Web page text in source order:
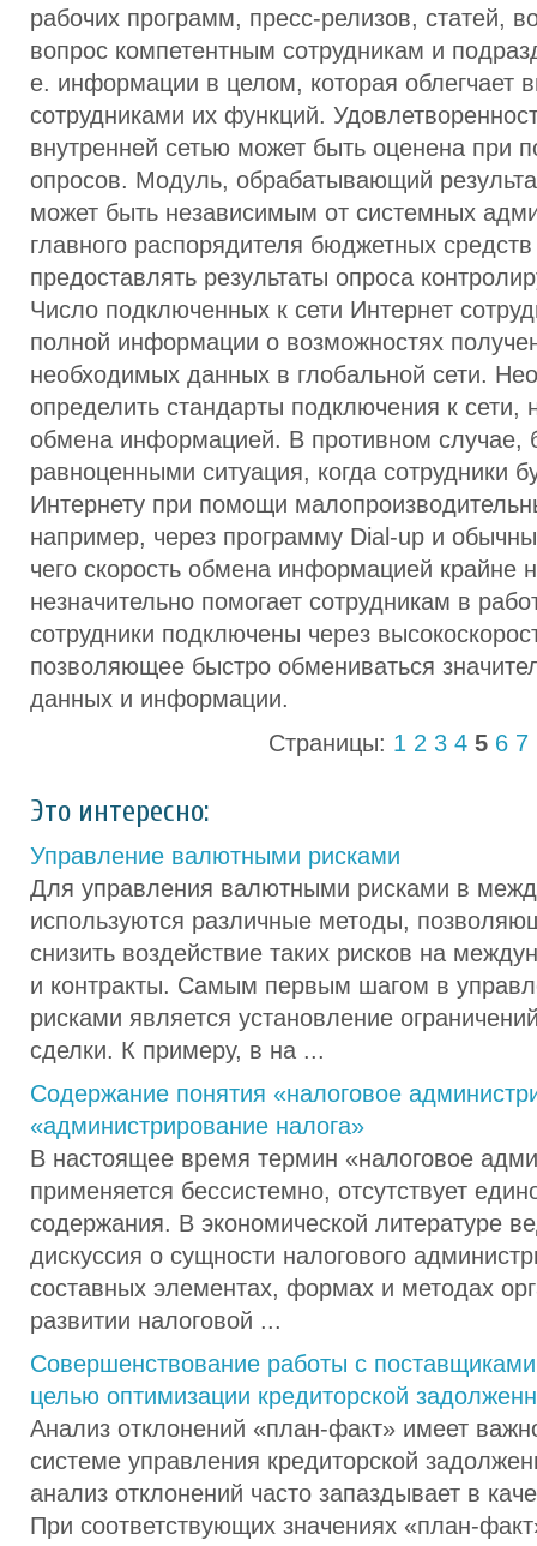
рабочих программ, пресс-релизов, статей,
вопрос компетентным сотрудникам и
е. информации в целом, которая облегчает
сотрудниками их функций.
внутренней сетью может быть оценена при
опросов. Модуль, обрабатывающий
может быть независимым от системных
главного распорядителя бюджетных
предоставлять результаты опроса
Число подключенных к сети Интернет
полной информации о возможностях
необходимых данных в глобальной сети.
определить стандарты подключения к сети,
обмена информацией. В противном случае,
равноценными ситуация, когда сотрудники
Интернету при помощи
например, через программу Dial-up и
чего скорость обмена информацией крайне
незначительно помогает сотрудникам в
сотрудники подключены через
позволяющее быстро обмениваться
данных и информации.
Страницы: 1 2 3 4 5 6 7
Это интересно:
Управление валютными рисками
Для управления валютными рисками в
используются различные методы,
снизить воздействие таких рисков на
и контракты. Самым первым шагом в
рисками является установление
сделки. К примеру, в на ...
Содержание понятия «налоговое
«администрирование налога»
В настоящее время термин «налоговое
применяется бессистемно, отсутствует
содержания. В экономической литературе
дискуссия о сущности налогового
составных элементах, формах и методах
развитии налоговой ...
Совершенствование работы с
целью оптимизации кредиторской
Анализ отклонений «план-факт» имеет
системе управления кредиторской
анализ отклонений часто запаздывает в
При соответствующих значениях «план-